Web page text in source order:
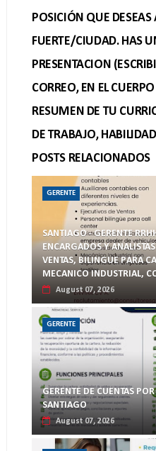
POSICIÓN QUE
FUERTE/CIUDAD. HAS
PRESENTACION
CORREO, EN EL
RESUMEN DE TU
DE TRABAJO,
POSTS RELACIONADOS
GERENTE
SANTIAGO - GERENTE
ENCARGADOS Y
VENTAS, BILINGUE PARA
MECANICO INDUSTRIAL,
August 07, 2026
GERENTE
GERENTE DE CUENTAS
SANTIAGO
August 07, 2026